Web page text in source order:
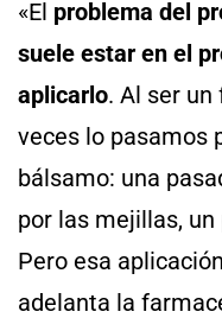
«El problema del
suele estar en el
aplicarlo. Al ser
veces lo pasamos
bálsamo: una
por las mejillas,
Pero esa
adelanta la